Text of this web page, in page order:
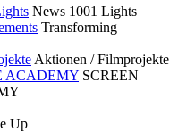
News 1001 Lights
Transforming
Aktionen / Filmprojekte
ACADEMY SCREEN
Up